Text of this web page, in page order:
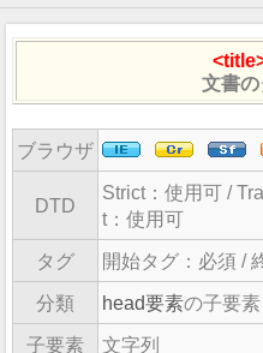
文書
ブラウザ
DTD
Strict： 使用可 /
t： 使用可
タグ 開始タグ：必須 /
分類 head要素の子要素
子要素 文字列